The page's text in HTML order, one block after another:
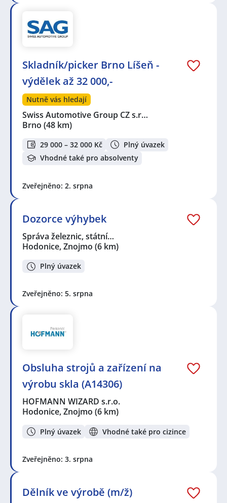
Skladník/picker Brno Líšeň -
výdělek až 32 000,-
Nutně vás hledají
Swiss Automotive Group CZ s.r…
Brno (48 km)
29 000 – 32 000 Kč
Plný úvazek
Vhodné také pro absolventy
Zveřejněno: 2. srpna
Dozorce výhybek
Správa železnic, státní…
Hodonice, Znojmo (6 km)
Plný úvazek
Zveřejněno: 5. srpna
Obsluha strojů a zařízení na
výrobu skla (A14306)
HOFMANN WIZARD s.r.o.
Hodonice, Znojmo (6 km)
Plný úvazek Vhodné také pro cizince
Zveřejněno: 3. srpna
Dělník ve výrobě (m/ž)